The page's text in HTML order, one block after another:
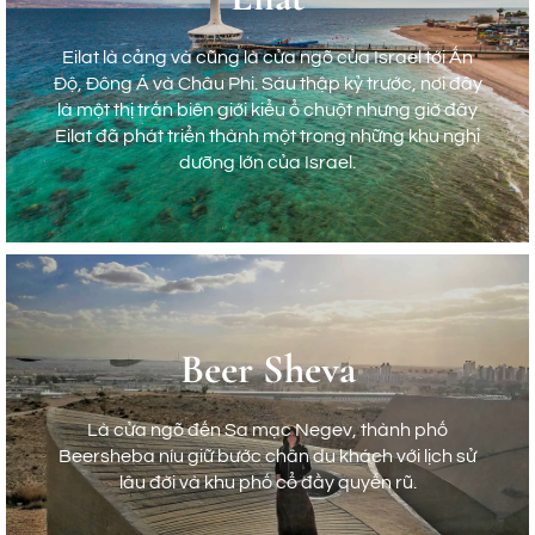
Haifa là một thành phố hiện đại ở phía Bắc Israel,
nổi tiếng với ngành công nghiệp công nghệ phát
triển đa dạng. Hãy đến đây để khám phá vẻ đẹp
của Núi Carmel và chiêm ngưỡng Vườn Bahai được
cắt tỉa cẩn thận cùng ngôi đền Golden Dome.
Eilat là cảng và cũng là cửa ngõ của Israel tới Ấn
Độ, Đông Á và Châu Phi. Sáu thập kỷ trước, nơi đây
là một thị trấn biên giới kiểu ổ chuột nhưng giờ đây
Eilat đã phát triển thành một trong những khu nghỉ
dưỡng lớn của Israel.
Eilat
Eilat là cảng và cũng là cửa ngõ của Israel tới Ấn
Độ, Đông Á và Châu Phi. Sáu thập kỷ trước, nơi đây
là một thị trấn biên giới kiểu ổ chuột nhưng giờ đây
Eilat đã phát triển thành một trong những khu nghỉ
dưỡng lớn của Israel.
Beer Sheva
Là cửa ngõ đến Sa mạc Negev, thành phố
Beersheba níu giữ bước chân du khách với lịch sử
lâu đời và khu phố cổ đầy quyến rũ.